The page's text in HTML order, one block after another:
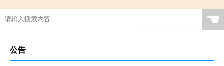
☚
公告